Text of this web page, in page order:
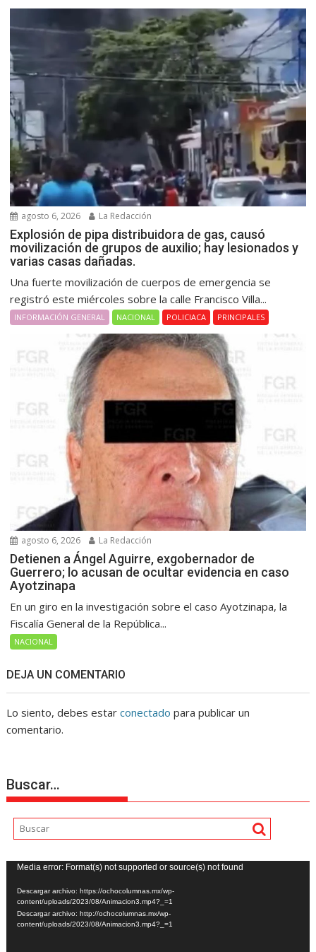
agosto 6, 2026 La Redacción
Explosión de pipa distribuidora de gas, causó
movilización de grupos de auxilio; hay lesionados y
varias casas dañadas.
Una fuerte movilización de cuerpos de emergencia se
registró este miércoles sobre la calle Francisco Villa...
INFORMACIÓN GENERAL NACIONAL POLICIACA PRINCIPALES
agosto 6, 2026 La Redacción
Detienen a Ángel Aguirre, exgobernador de
Guerrero; lo acusan de ocultar evidencia en caso
Ayotzinapa
En un giro en la investigación sobre el caso Ayotzinapa, la
Fiscalía General de la República...
NACIONAL
DEJA UN COMENTARIO
Lo siento, debes estarconectado para publicar un
comentario.
Buscar…
Reproductor
de
vídeo
Media error: Format(s) not supported or source(s) not found
Descargar archivo: https://ochocolumnas.mx/wp-
content/uploads/2023/08/Animacion3.mp4?_=1
Descargar archivo: http://ochocolumnas.mx/wp-
content/uploads/2023/08/Animacion3.mp4?_=1